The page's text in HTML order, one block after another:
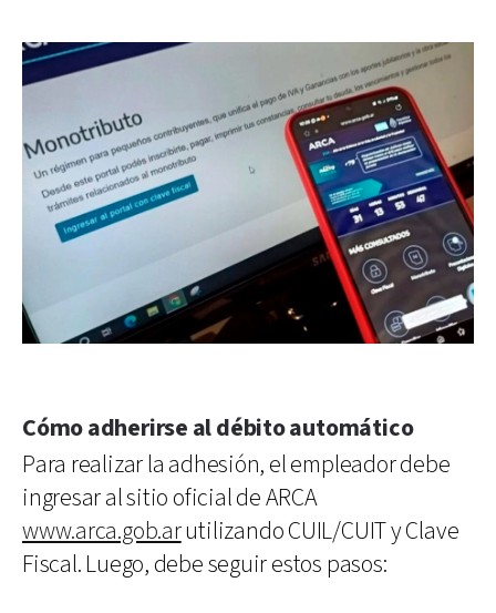
Cómo adherirse al débito automático
Para realizar la adhesión, el empleador debe
ingresar al sitio oficial de ARCA
www.arca.gob.arutilizando CUIL/CUIT y Clave
Fiscal. Luego, debe seguir estos pasos: